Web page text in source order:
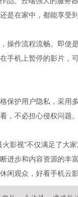
是在家中，都能享受
操作流程流畅。即使
手机上暂停的影片，
保护用户隐私，采用
，不必担心侵权问题
影视”不仅满足了大
进步和内容资源的丰
闲观众，好看手机云